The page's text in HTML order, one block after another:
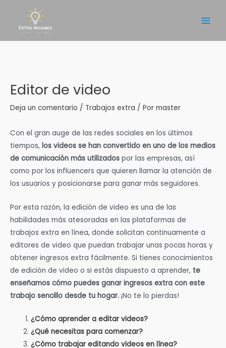
contenido
Editor de video
Deja un comentario / Trabajos extra / Por master
Con el gran auge de las redes sociales en los últimos
tiempos, los videos se han convertido en uno de los medios
de comunicación más utilizados por las empresas, así
como por los influencers que quieren llamar la atención de
los usuarios y posicionarse para ganar más seguidores.
Por esta razón, la edición de video es una de las
habilidades más atesoradas en las plataformas de
trabajos extra en línea, donde solicitan continuamente a
editores de video que puedan trabajar unas pocas horas y
obtener ingresos extra fácilmente. Si tienes conocimientos
de edición de video o si estás dispuesto a aprender, te
enseñamos cómo puedes ganar ingresos extra con este
trabajo sencillo desde tu hogar. ¡No te lo pierdas!
¿Cómo aprender a editar videos?
¿Qué necesitas para comenzar?
¿Cómo trabajar editando videos en línea?